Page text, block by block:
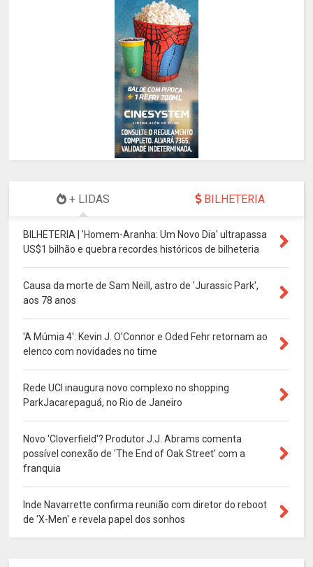
+ LIDAS BILHETERIA
BILHETERIA | 'Homem-Aranha: Um Novo Dia' ultrapassa
US$1 bilhão e quebra recordes históricos de bilheteria
Causa da morte de Sam Neill, astro de 'Jurassic Park',
aos 78 anos
'A Múmia 4': Kevin J. O’Connor e Oded Fehr retornam ao
elenco com novidades no time
Rede UCI inaugura novo complexo no shopping
ParkJacarepaguá, no Rio de Janeiro
Novo 'Cloverfield'? Produtor J.J. Abrams comenta
possível conexão de 'The End of Oak Street' com a
franquia
Inde Navarrette confirma reunião com diretor do reboot
de 'X-Men' e revela papel dos sonhos